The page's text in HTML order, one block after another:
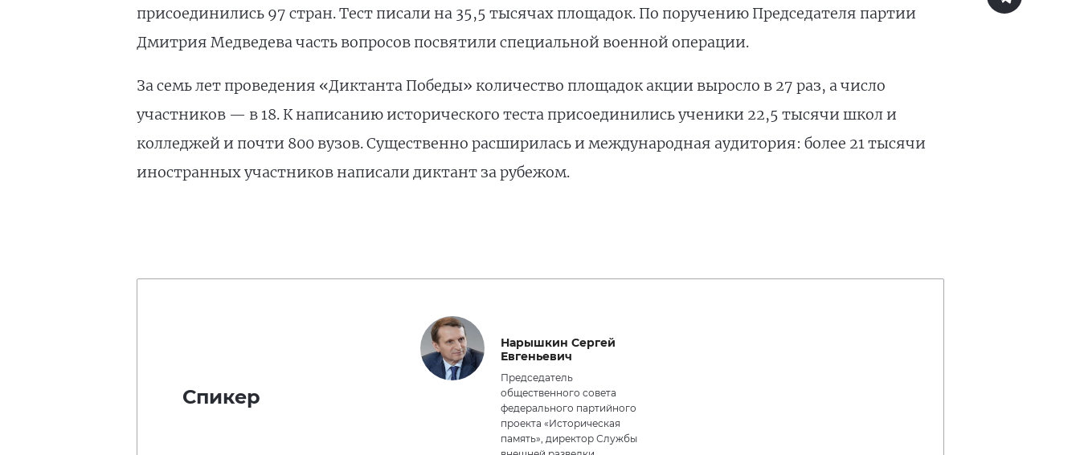
присоединились 97 стран. Тест писали на 35,5 тысячах площадок. По поручению Председателя партии
Дмитрия Медведева часть вопросов посвятили специальной военной операции.
За семь лет проведения «Диктанта Победы» количество площадок акции выросло в 27 раз, а число
участников — в 18. К написанию исторического теста присоединились ученики 22,5 тысячи школ и
колледжей и почти 800 вузов. Существенно расширилась и международная аудитория: более 21 тысячи
иностранных участников написали диктант за рубежом.
Спикер
Нарышкин Сергей
Евгеньевич
Председатель
общественного совета
федерального партийного
проекта «Историческая
память», директор Службы